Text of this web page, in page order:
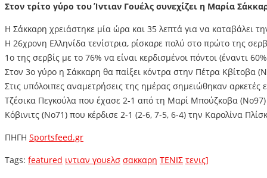
Στον τρίτο γύρο του Ίντιαν Γουέλς συνεχίζει η Μαρία
Η Σάκκαρη χρειάστηκε μία ώρα και 35 λεπτά για να καταβάλει
Η 26χρονη Ελληνίδα τενίστρια, ρίσκαρε πολύ στο πρώτο της
1ο της σερβίς με το 76% να είναι κερδισμένοι πόντοι (έναντι
Στον 3ο γύρο η Σάκκαρη θα παίξει κόντρα στην Πέτρα Κβίτοβα
Στις υπόλοιπες αναμετρήσεις της ημέρας σημειώθηκαν
Τζέσικα Πεγκούλα που έχασε 2-1 από τη Μαρί Μπούζκοβα
Κόβινιτς (Νο71) που κέρδισε 2-1 (2-6, 7-5, 6-4) την Καρολίνα
ΠΗΓΗ Sportsfeed.gr
Tags: featured ιντιαν γουελσ σακκαρη ΤΕΝΙΣ τενις]